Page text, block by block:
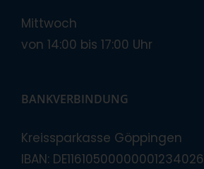
Mittwoch
von 14:00 bis 17:00 Uhr
BANKVERBINDUNG
Kreissparkasse Göppingen
IBAN: DE11610500000001234026